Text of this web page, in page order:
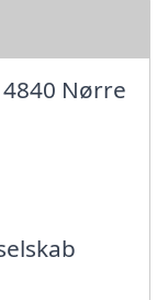
Nørre